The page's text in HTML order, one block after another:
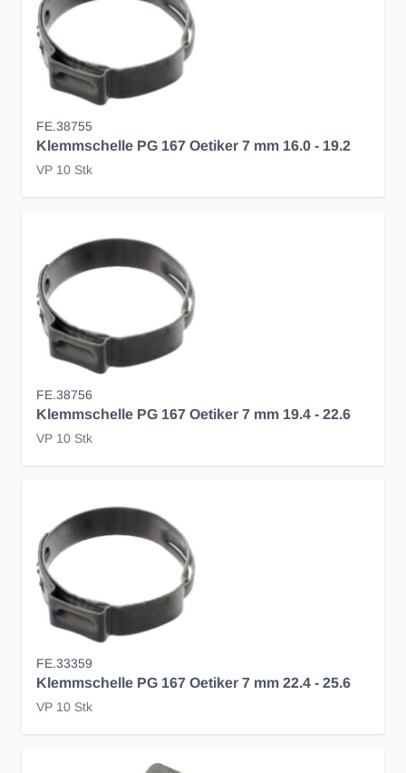
FE.38755
Klemmschelle PG 167 Oetiker 7 mm 16.0 - 19.2
VP 10 Stk
FE.38756
Klemmschelle PG 167 Oetiker 7 mm 19.4 - 22.6
VP 10 Stk
FE.33359
Klemmschelle PG 167 Oetiker 7 mm 22.4 - 25.6
VP 10 Stk